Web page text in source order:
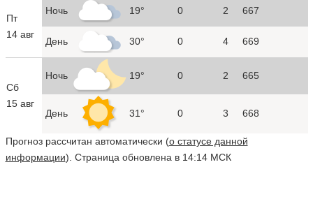
Пт
14 авг
Ночь 19° 0 2 667
День 30° 0 4 669
Сб
15 авг
Ночь 19° 0 2 665
День 31° 0 3 668
Прогноз рассчитан автоматически (о статусе данной
информации). Страница обновлена в 14:14 МСК